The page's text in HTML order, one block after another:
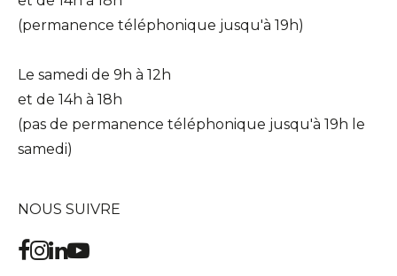
(permanence téléphonique jusqu'à 19h)
Le samedi de 9h à 12h
et de 14h à 18h
(pas de permanence téléphonique jusqu'à 19h le
samedi)
NOUS SUIVRE